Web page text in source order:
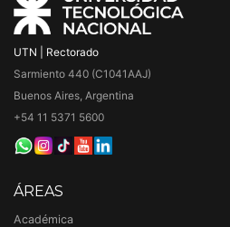
UTN | Rectorado
Sarmiento 440 (C1041AAJ)
Buenos Aires, Argentina
+54 11 5371 5600
ÁREAS
Académica